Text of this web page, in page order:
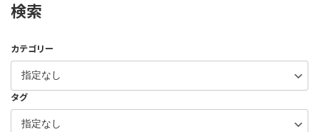
検索
カテゴリー
タグ